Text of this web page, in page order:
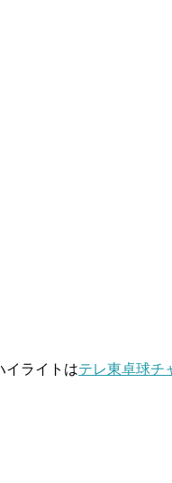
イライトはテレ東卓球チ